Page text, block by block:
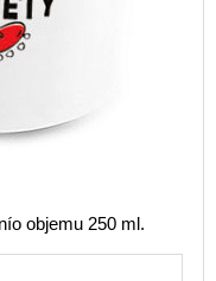
objemu 250 ml.